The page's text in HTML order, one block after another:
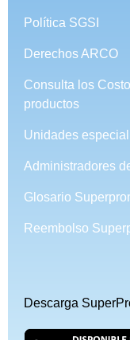
Política SGSI
Derechos ARCO
Consulta los
productos
Unidades
Administradores
Glosario
Reembolso
Descarga